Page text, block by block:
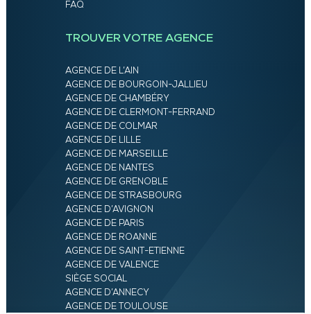
FAQ
TROUVER VOTRE AGENCE
AGENCE DE L’AIN
AGENCE DE BOURGOIN-JALLIEU
AGENCE DE CHAMBÉRY
AGENCE DE CLERMONT-FERRAND
AGENCE DE COLMAR
AGENCE DE LILLE
AGENCE DE MARSEILLE
AGENCE DE NANTES
AGENCE DE GRENOBLE
AGENCE DE STRASBOURG
AGENCE D’AVIGNON
AGENCE DE PARIS
AGENCE DE ROANNE
AGENCE DE SAINT-ETIENNE
AGENCE DE VALENCE
SIÈGE SOCIAL
AGENCE D’ANNECY
AGENCE DE TOULOUSE